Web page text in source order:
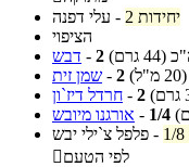
עלי דפנה -
2 יחידות
הציפוי
דבש - 2
(44 גרם)
שמן זית - 2
(20 מ"ל)
חרדל דיז`ון - 2
אורגנו מיובש - 1/4
פלפל צ`ילי יבש -
לפי הטעם